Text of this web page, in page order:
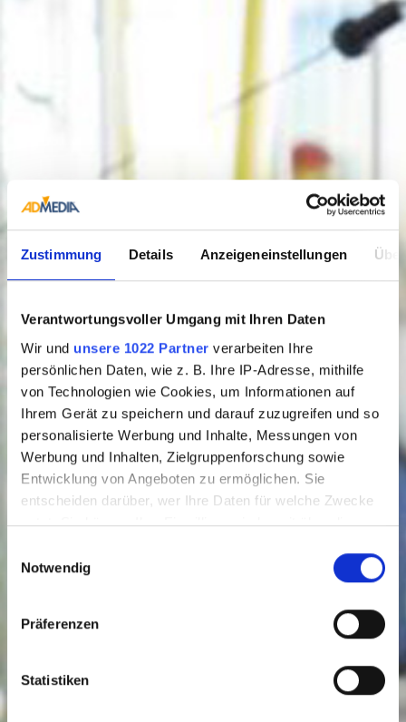
Zustimmung Details Anzeigeneinstellungen
Verantwortungsvoller Umgang mit Ihren Daten
Wir und unsere 1022 Partner verarbeiten Ihre
persönlichen Daten, wie z. B. Ihre IP-Adresse, mithilfe
von Technologien wie Cookies, um Informationen auf
Ihrem Gerät zu speichern und darauf zuzugreifen und so
personalisierte Werbung und Inhalte, Messungen von
Werbung und Inhalten, Zielgruppenforschung sowie
Entwicklung von Angeboten zu ermöglichen. Sie
entscheiden darüber, wer Ihre Daten für welche Zwecke
nutzt. Sie können Ihre Einwilligung jederzeit über die
Trigger Symbol ändern oder widerrufen
Informationen über Ihre geografische Lage
können
Notwendig
Präferenzen
Statistiken